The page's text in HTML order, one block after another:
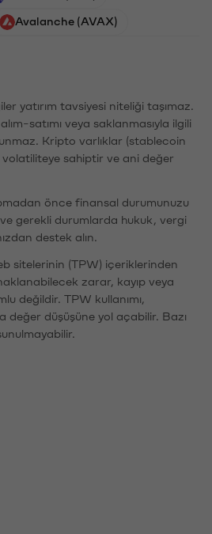
Avalanche (AVAX)
yatırım tavsiyesi niteliği taşımaz.
satımı veya saklanmasıyla ilgili
Kripto varlıklar (stablecoin
volatiliteye sahiptir ve ani değer
önce finansal durumunuzu
gerekli durumlarda hukuk, vergi
destek alın.
sitelerinin (TPW) içeriklerinden
zarar, kayıp veya
değildir. TPW kullanımı,
değer düşüşüne yol açabilir. Bazı